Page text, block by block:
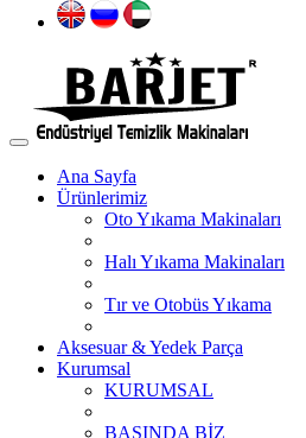
Ana Sayfa
Ürünlerimiz
Oto Yıkama Makinaları
Halı Yıkama Makinaları
Tır ve Otobüs Yıkama
Aksesuar & Yedek Parça
Kurumsal
KURUMSAL
BASINDA BİZ